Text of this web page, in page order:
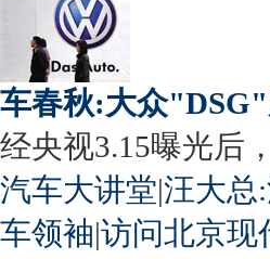
车春秋:大众
经央视3.15曝光后
汽车大讲堂|汪大总
车领袖|访问北京现